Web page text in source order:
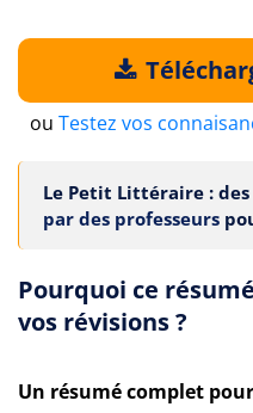
ou Testez vos
Le Petit Littéraire : des
par des professeurs
Pourquoi ce
vos révisions ?
Un résumé complet